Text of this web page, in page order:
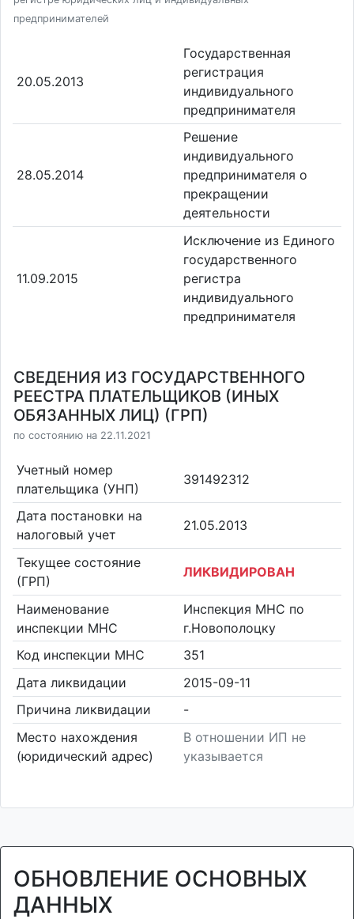
предпринимателей
20.05.2013
Государственная
регистрация
индивидуального
предпринимателя
28.05.2014
Решение
индивидуального
предпринимателя о
прекращении
деятельности
11.09.2015
Исключение из Единого
государственного
регистра
индивидуального
предпринимателя
СВЕДЕНИЯ ИЗ ГОСУДАРСТВЕННОГО
РЕЕСТРА ПЛАТЕЛЬЩИКОВ (ИНЫХ
ОБЯЗАННЫХ ЛИЦ) (ГРП)
по состоянию на 22.11.2021
Учетный номер
плательщика (УНП)
391492312
Дата постановки на
налоговый учет
21.05.2013
Текущее состояние
(ГРП)
ЛИКВИДИРОВАН
Наименование
инспекции МНС
Инспекция МНС по
г.Новополоцку
Код инспекции МНС
351
Дата ликвидации
2015-09-11
Причина ликвидации
-
Место нахождения
(юридический адрес)
В отношении ИП не
указывается
ОБНОВЛЕНИЕ ОСНОВНЫХ
ДАННЫХ